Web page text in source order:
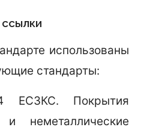
использованы
стандарты:
ЕСЗКС. Покрытия
и неметаллические